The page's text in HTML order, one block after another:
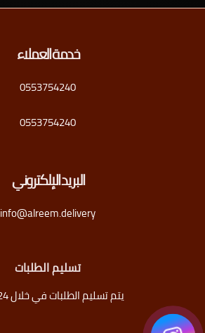
خدمة العملاء
0553754240
0553754240
البريد الإلكتروني
info@alreem.delivery
تسليم الطلبات
يتم تسليم الطلبات في خلال 24 ساعة